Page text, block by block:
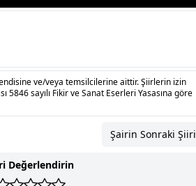
ve/veya temsilcilerine aittir. Şiirlerin izin
5846 sayılı Fikir ve Sanat Eserleri Yasasına göre
Şairin Sonraki Şiiri
Değerlendirin